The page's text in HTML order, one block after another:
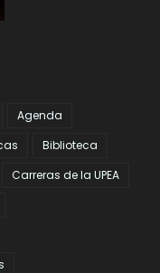
Agenda
Biblioteca
Carreras de la UPEA